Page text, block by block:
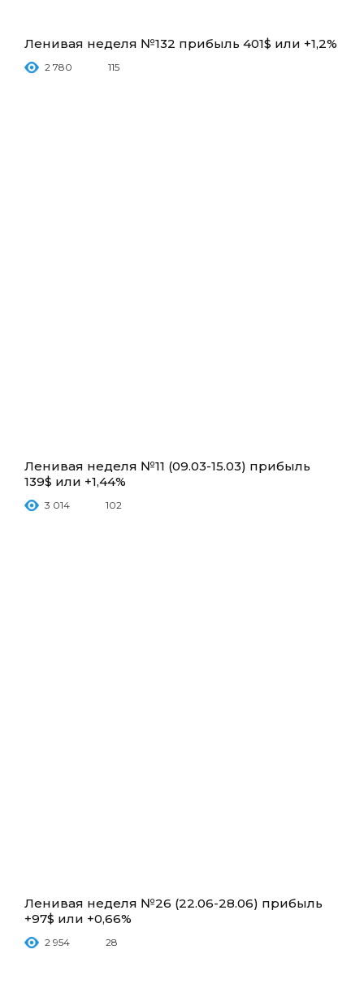
Ленивая неделя №132 прибыль 401$ или +1,2%
2 780 115
Ленивая неделя №11 (09.03-15.03) прибыль
139$ или +1,44%
3 014 102
Ленивая неделя №26 (22.06-28.06) прибыль
+97$ или +0,66%
2 954 28